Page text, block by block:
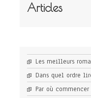
Articles
Les meilleurs
Dans quel ordre
Par où